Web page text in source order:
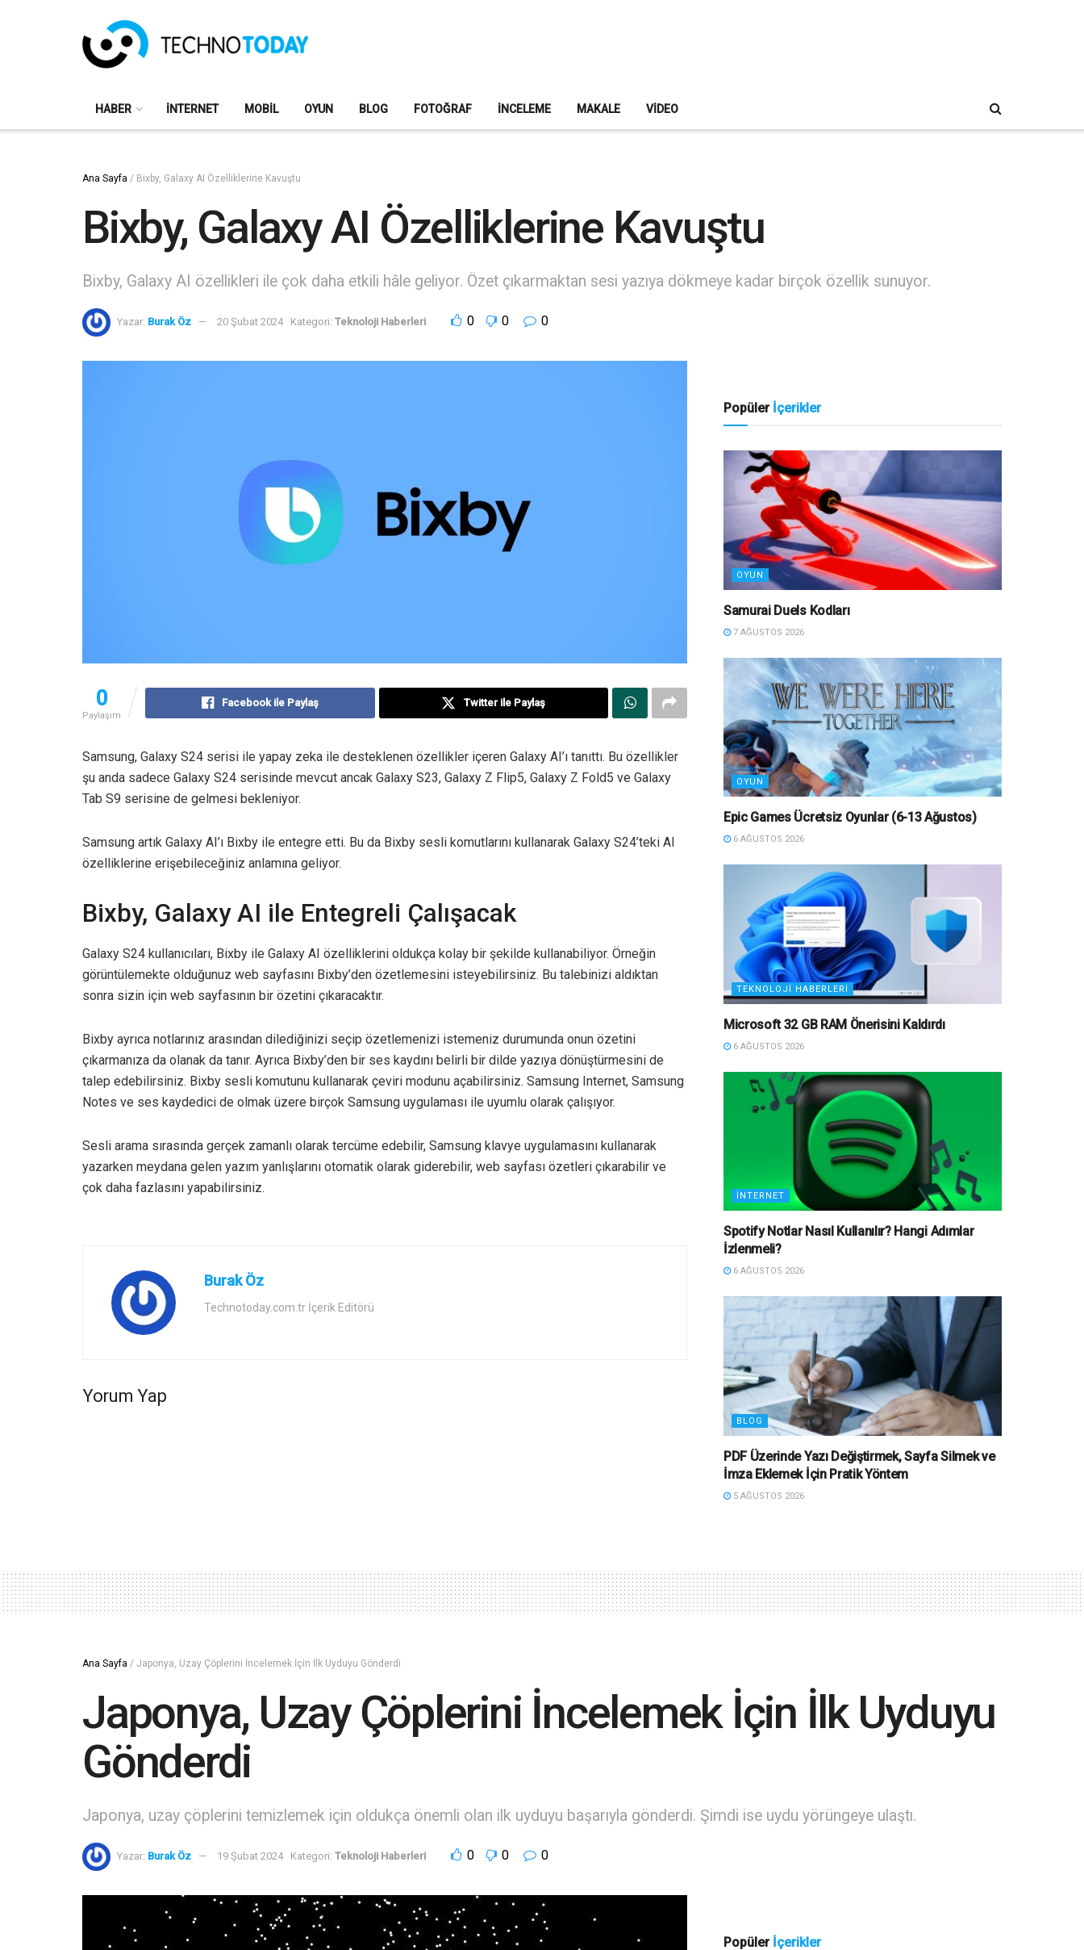
HABER İNTERNET MOBIL OYUN BLOG FOTOĞRAF İNCELEME MAKALE VIDEO
Ana Sayfa / Bixby, Galaxy AI Özelliklerine Kavuştu
Bixby, Galaxy AI Özelliklerine Kavuştu
Bixby, Galaxy AI özellikleri ile çok daha etkili hâle geliyor. Özet çıkarmaktan sesi yazıya dökmeye kadar birçok özellik sunuyor.
Yazar: Burak Öz 20 Şubat 2024 Kategori: Teknoloji Haberleri 0 0 0
0
Paylaşım
Facebook ile Paylaş Twitter ile Paylaş
Samsung, Galaxy S24 serisi ile yapay zeka ile desteklenen özellikler içeren Galaxy AI’ı tanıttı. Bu özellikler
şu anda sadece Galaxy S24 serisinde mevcut ancak Galaxy S23, Galaxy Z Flip5, Galaxy Z Fold5 ve Galaxy
Tab S9 serisine de gelmesi bekleniyor.
Samsung artık Galaxy AI’ı Bixby ile entegre etti. Bu da Bixby sesli komutlarını kullanarak Galaxy S24’teki AI
özelliklerine erişebileceğiniz anlamına geliyor.
Bixby, Galaxy AI ile Entegreli Çalışacak
Galaxy S24 kullanıcıları, Bixby ile Galaxy AI özelliklerini oldukça kolay bir şekilde kullanabiliyor. Örneğin
görüntülemekte olduğunuz web sayfasını Bixby’den özetlemesini isteyebilirsiniz. Bu talebinizi aldıktan
sonra sizin için web sayfasının bir özetini çıkaracaktır.
Bixby ayrıca notlarınız arasından dilediğinizi seçip özetlemenizi istemeniz durumunda onun özetini
çıkarmanıza da olanak da tanır. Ayrıca Bixby’den bir ses kaydını belirli bir dilde yazıya dönüştürmesini de
talep edebilirsiniz. Bixby sesli komutunu kullanarak çeviri modunu açabilirsiniz. Samsung Internet, Samsung
Notes ve ses kaydedici de olmak üzere birçok Samsung uygulaması ile uyumlu olarak çalışıyor.
Sesli arama sırasında gerçek zamanlı olarak tercüme edebilir, Samsung klavye uygulamasını kullanarak
yazarken meydana gelen yazım yanlışlarını otomatik olarak giderebilir, web sayfası özetleri çıkarabilir ve
çok daha fazlasını yapabilirsiniz.
Burak Öz
Technotoday.com.tr İçerik Editörü
Yorum Yap
Popüler İçerikler
OYUN
Samurai Duels Kodları
7 AĞUSTOS 2026
OYUN
Epic Games Ücretsiz Oyunlar (6-13 Ağustos)
6 AĞUSTOS 2026
TEKNOLOJI HABERLERI
Microsoft 32 GB RAM Önerisini Kaldırdı
6 AĞUSTOS 2026
İNTERNET
Spotify Notlar Nasıl Kullanılır? Hangi Adımlar
İzlenmeli?
6 AĞUSTOS 2026
BLOG
PDF Üzerinde Yazı Değiştirmek, Sayfa Silmek ve
İmza Eklemek İçin Pratik Yöntem
5 AĞUSTOS 2026
Ana Sayfa / Japonya, Uzay Çöplerini İncelemek İçin İlk Uyduyu Gönderdi
Japonya, Uzay Çöplerini İncelemek İçin İlk Uyduyu
Gönderdi
Japonya, uzay çöplerini temizlemek için oldukça önemli olan ilk uyduyu başarıyla gönderdi. Şimdi ise uydu yörüngeye ulaştı.
Yazar: Burak Öz 19 Şubat 2024 Kategori: Teknoloji Haberleri 0 0 0
Popüler İçerikler